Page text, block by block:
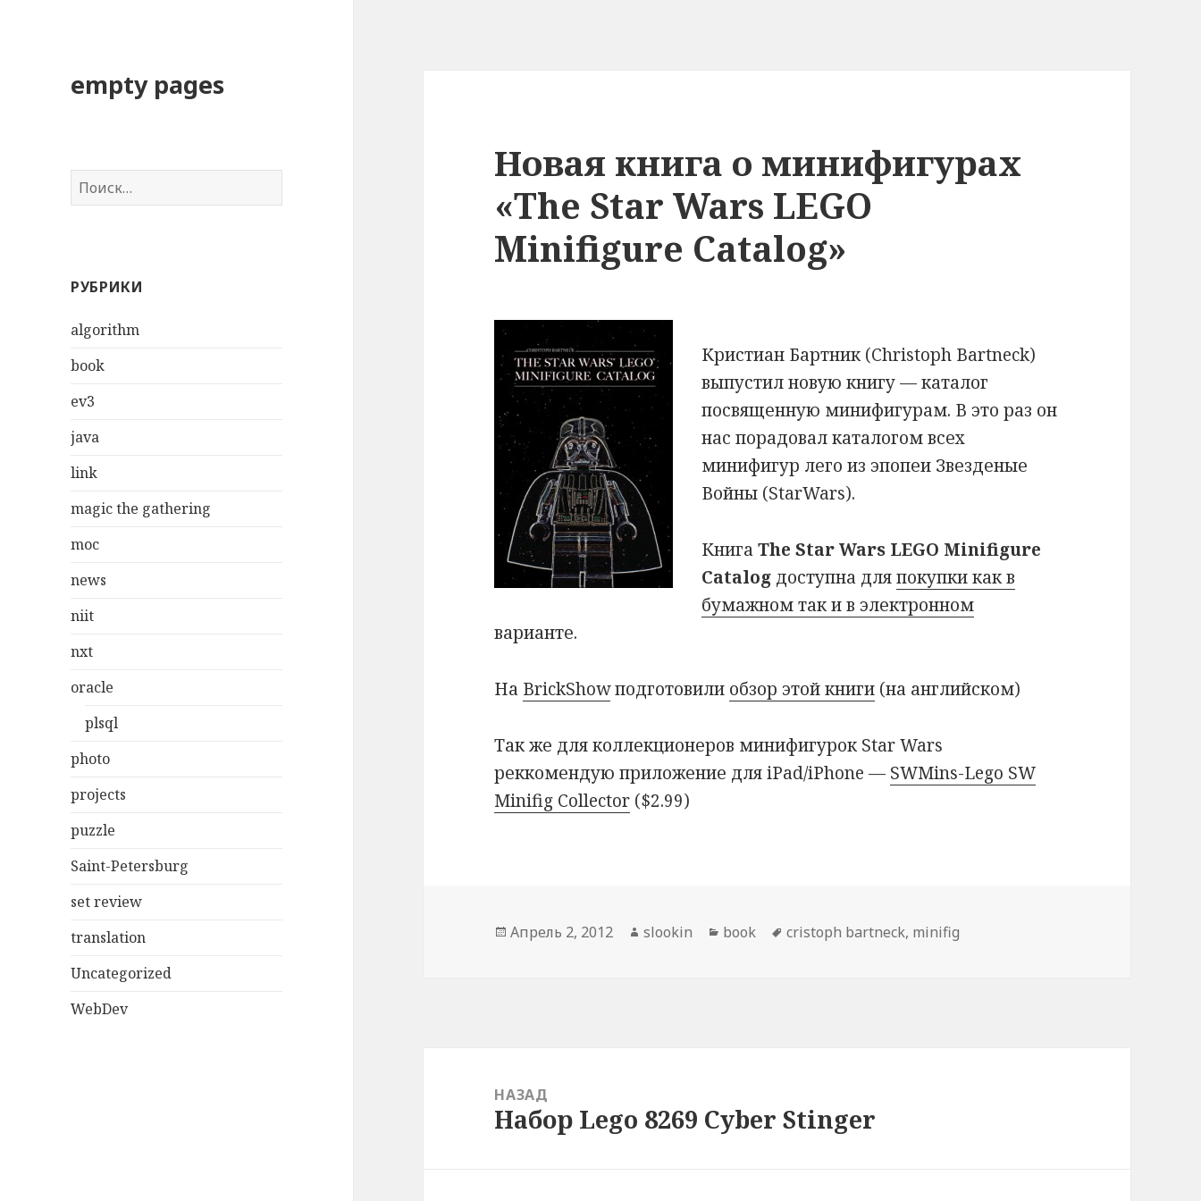
empty pages
Н
а
:РУБРИКИ
algorithm
book
ev3
java
link
magic the gathering
moc
news
niit
nxt
oracle
plsql
photo
projects
puzzle
Saint-Petersburg
set review
translation
Uncategorized
WebDev
Новая книга о минифигурах
«The Star Wars LEGO
Minifigure Catalog»
Кристиан Бартник (Christoph Bartneck)
выпустил новую книгу — каталог
посвященную минифигурам. В это раз он
нас порадовал каталогом всех
минифигур лего из эпопеи Звезденые
Войны (StarWars).
КнигаThe Star Wars LEGO Minifigure
Catalog доступна дляпокупки как в
бумажном так и в электронном
варианте.
На BrickShowподготовили обзор этой книги (на английском)
Так же для коллекционеров минифигурок Star Wars
реккомендую приложение для iPad/iPhone — SWMins-Lego SW
Minifig Collector ($2.99)
Опубликовано
Апрель 2, 2012 Автор
slookin Рубрики
book Метки
cristoph bartneck, minifig
записям
НАЗАД
Предыдущая
Набор Lego 8269 Cyber Stinger